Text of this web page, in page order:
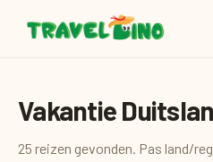
Vakantie
25 reizen gevonden. Pas land/